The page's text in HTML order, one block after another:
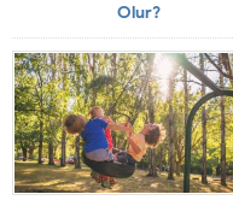
Olur?